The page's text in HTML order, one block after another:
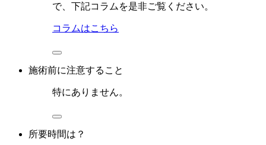
で、下記コラムを是非ご覧ください。
コラムはこちら
施術前に注意すること
特にありません。
所要時間は？